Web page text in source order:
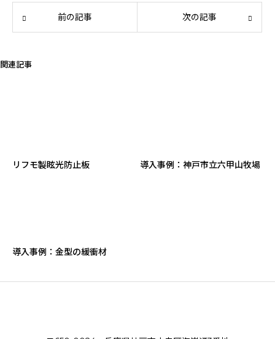
前の記事 次の記事
関連記事
リフモ製眩光防止板 導入事例：神戸市立六甲山牧場
導入事例：金型の緩衝材